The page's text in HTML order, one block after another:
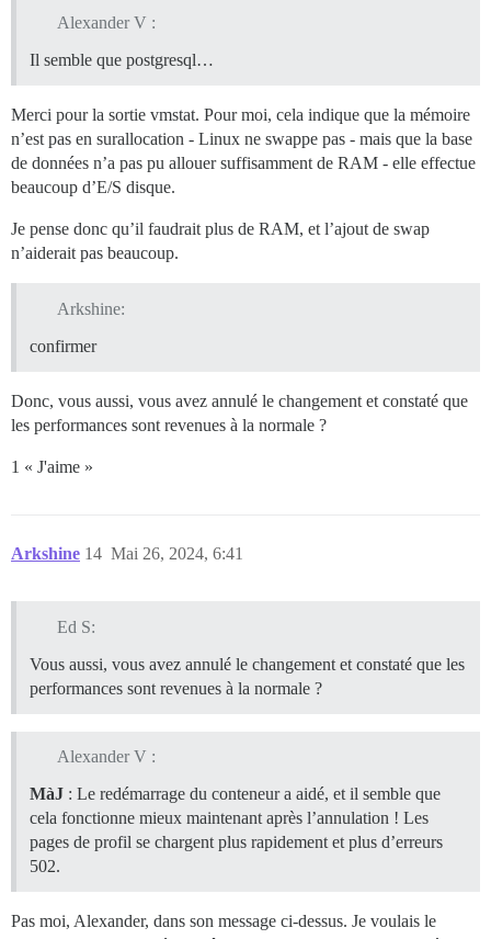
Alexander V :
Il semble que postgresql…
Merci pour la sortie vmstat. Pour moi, cela indique que la mémoire
n’est pas en surallocation - Linux ne swappe pas - mais que la base
de données n’a pas pu allouer suffisamment de RAM - elle effectue
beaucoup d’E/S disque.
Je pense donc qu’il faudrait plus de RAM, et l’ajout de swap
n’aiderait pas beaucoup.
Arkshine:
confirmer
Donc, vous aussi, vous avez annulé le changement et constaté que
les performances sont revenues à la normale ?
1 « J'aime »
Arkshine Mai 26, 2024, 6:41
14
Ed S:
Vous aussi, vous avez annulé le changement et constaté que les
performances sont revenues à la normale ?
Alexander V :
MàJ : Le redémarrage du conteneur a aidé, et il semble que
cela fonctionne mieux maintenant après l’annulation ! Les
pages de profil se chargent plus rapidement et plus d’erreurs
502.
Pas moi, Alexander, dans son message ci-dessus. Je voulais le